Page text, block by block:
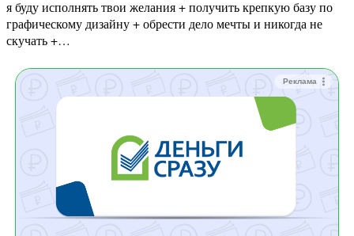
я буду исполнять твои желания + получить крепкую базу по
графическому дизайну + обрести дело мечты и никогда не
скучать +…
Реклама